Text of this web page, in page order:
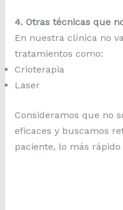
4. Otras técnicas que
En nuestra clínica no
tratamientos como:
Crioterapia
Laser
Consideramos que no
eficaces y buscamos
paciente, lo más rápido